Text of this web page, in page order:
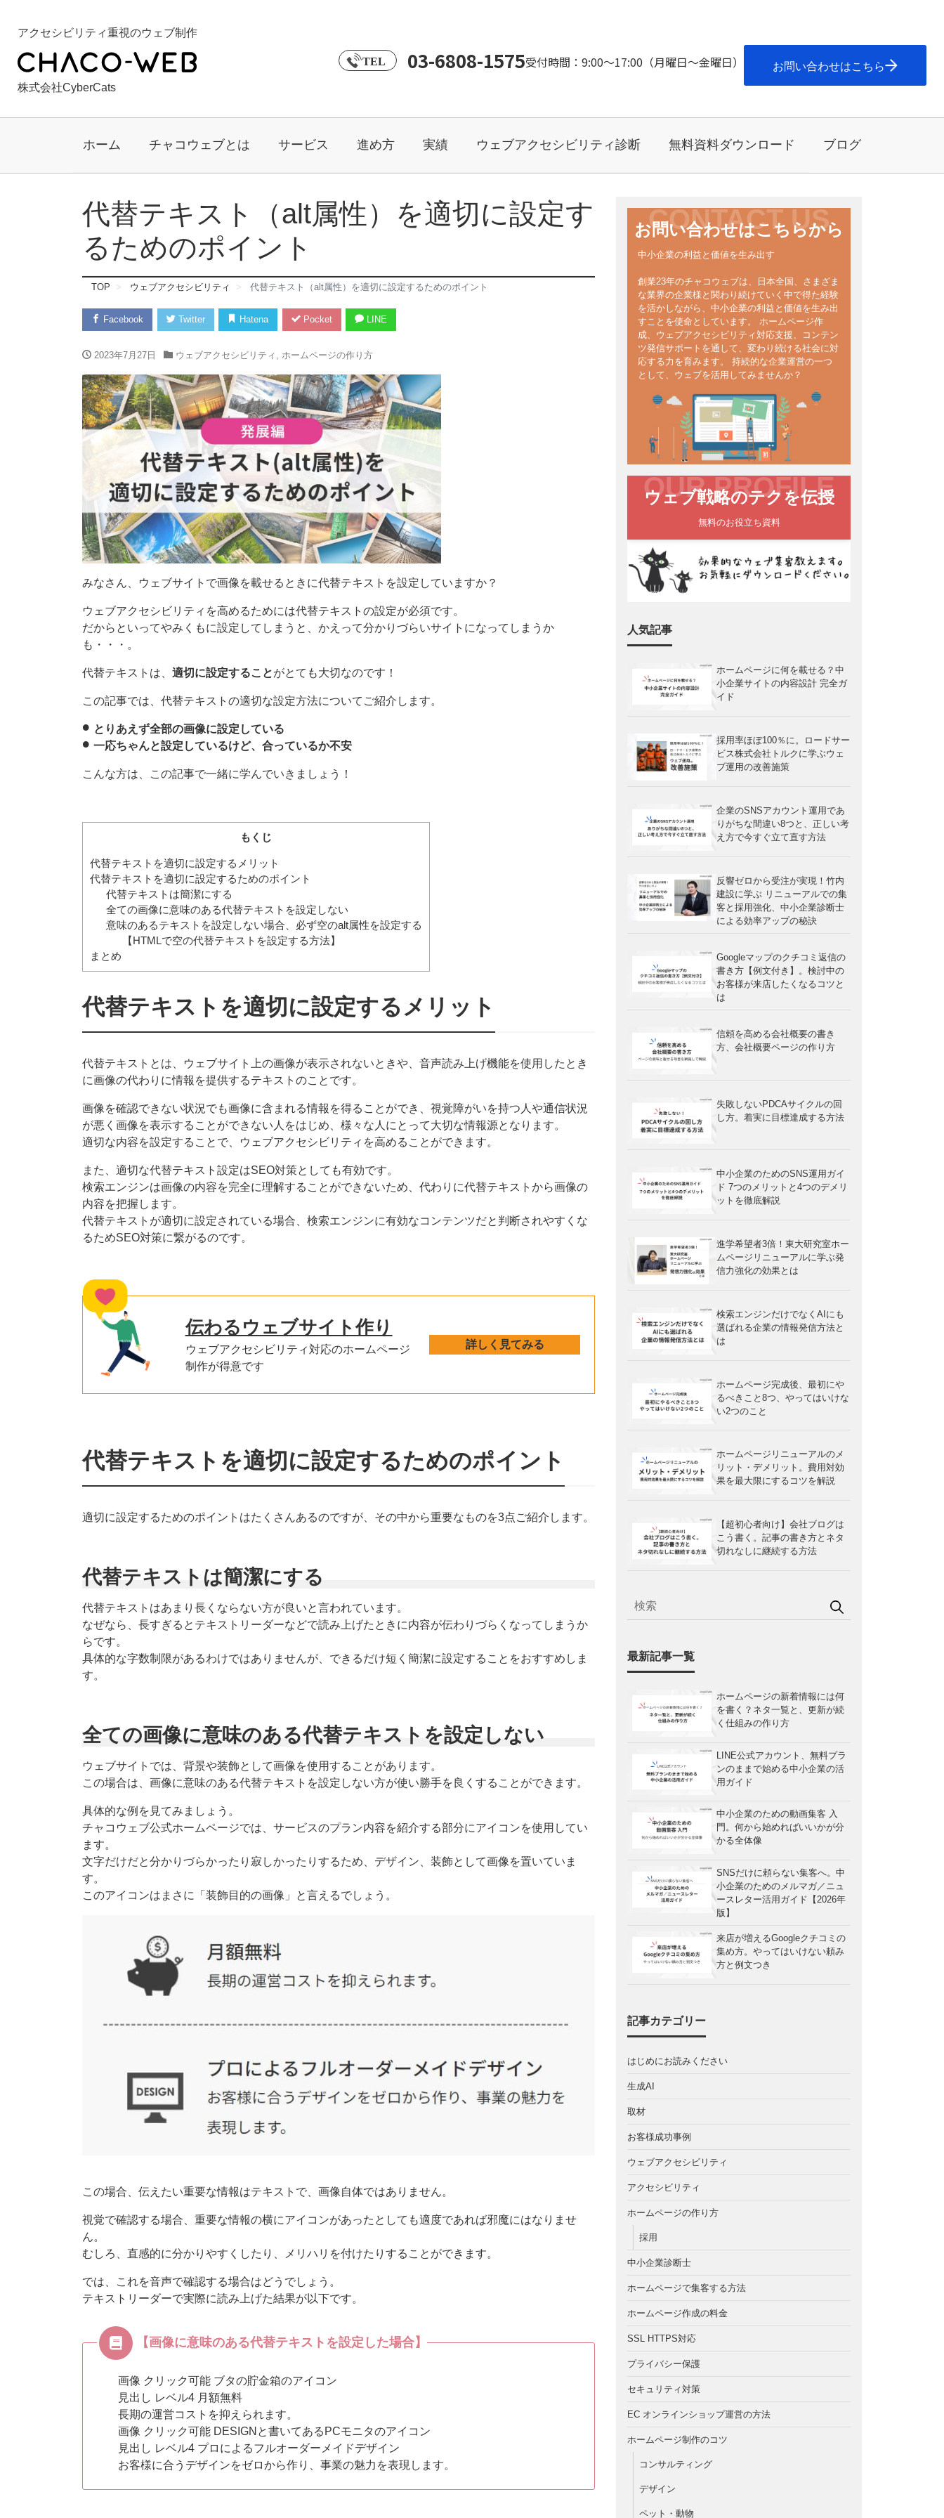
アクセシビリティ重視のウェブ制作
株式会社CyberCats
TEL 03-6808-1575受付時間：9:00～17:00（月曜日～金曜日） お問い合わせはこちら
ホーム チャコウェブとは サービス 進め方 実績 ウェブアクセシビリティ診断 無料資料ダウンロード ブログ
代替テキスト（alt属性）を適切に設定す
るためのポイント
TOP ウェブアクセシビリティ 代替テキスト（alt属性）を適切に設定するためのポイント
Facebook Twitter Hatena Pocket LINE
2023年7月27日 ウェブアクセシビリティ , ホームページの作り方
みなさん、ウェブサイトで画像を載せるときに代替テキストを設定していますか？
ウェブアクセシビリティを高めるためには代替テキストの設定が必須です。
だからといってやみくもに設定してしまうと、かえって分かりづらいサイトになってしまうか
も・・・。
代替テキストは、 適切に設定することがとても大切なのです！
この記事では、代替テキストの適切な設定方法についてご紹介します。
とりあえず全部の画像に設定している
一応ちゃんと設定しているけど、合っているか不安
こんな方は、この記事で一緒に学んでいきましょう！
もくじ
代替テキストを適切に設定するメリット
代替テキストを適切に設定するためのポイント
代替テキストは簡潔にする
全ての画像に意味のある代替テキストを設定しない
意味のあるテキストを設定しない場合、必ず空のalt属性を設定する
【HTMLで空の代替テキストを設定する方法】
まとめ
代替テキストを適切に設定するメリット
代替テキストとは、ウェブサイト上の画像が表示されないときや、音声読み上げ機能を使用したとき
に画像の代わりに情報を提供するテキストのことです。
画像を確認できない状況でも画像に含まれる情報を得ることができ、視覚障がいを持つ人や通信状況
が悪く画像を表示することができない人をはじめ、様々な人にとって大切な情報源となります。
適切な内容を設定することで、ウェブアクセシビリティを高めることができます。
また、適切な代替テキスト設定はSEO対策としても有効です。
検索エンジンは画像の内容を完全に理解することができないため、代わりに代替テキストから画像の
内容を把握します。
代替テキストが適切に設定されている場合、検索エンジンに有効なコンテンツだと判断されやすくな
るためSEO対策に繋がるのです。
伝わるウェブサイト作り
ウェブアクセシビリティ対応のホームページ
制作が得意です
詳しく見てみる
代替テキストを適切に設定するためのポイント
適切に設定するためのポイントはたくさんあるのですが、その中から重要なものを3点ご紹介します。
代替テキストは簡潔にする
代替テキストはあまり長くならない方が良いと言われています。
なぜなら、長すぎるとテキストリーダーなどで読み上げたときに内容が伝わりづらくなってしまうか
らです。
具体的な字数制限があるわけではありませんが、できるだけ短く簡潔に設定することをおすすめしま
す。
全ての画像に意味のある代替テキストを設定しない
ウェブサイトでは、背景や装飾として画像を使用することがあります。
この場合は、画像に意味のある代替テキストを設定しない方が使い勝手を良くすることができます。
具体的な例を見てみましょう。
チャコウェブ公式ホームページでは、サービスのプラン内容を紹介する部分にアイコンを使用してい
ます。
文字だけだと分かりづらかったり寂しかったりするため、デザイン、装飾として画像を置いていま
す。
このアイコンはまさに「装飾目的の画像」と言えるでしょう。
この場合、伝えたい重要な情報はテキストで、画像自体ではありません。
視覚で確認する場合、重要な情報の横にアイコンがあったとしても適度であれば邪魔にはなりませ
ん。
むしろ、直感的に分かりやすくしたり、メリハリを付けたりすることができます。
では、これを音声で確認する場合はどうでしょう。
テキストリーダーで実際に読み上げた結果が以下です。
【画像に意味のある代替テキストを設定した場合】
画像 クリック可能 ブタの貯金箱のアイコン
見出し レベル4 月額無料
長期の運営コストを抑えられます。
画像 クリック可能 DESIGNと書いてあるPCモニタのアイコン
見出し レベル4 プロによるフルオーダーメイドデザイン
お客様に合うデザインをゼロから作り、事業の魅力を表現します。
人気記事
ホームページに何を載せる？中
小企業サイトの内容設計 完全ガ
イド
採用率ほぼ100％に。ロードサー
ビス株式会社トルクに学ぶウェ
ブ運用の改善施策
企業のSNSアカウント運用であ
りがちな間違い8つと、正しい考
え方で今すぐ立て直す方法
反響ゼロから受注が実現！竹内
建設に学ぶ リニューアルでの集
客と採用強化、中小企業診断士
による効率アップの秘訣
Googleマップのクチコミ返信の
書き方【例文付き】。検討中の
お客様が来店したくなるコツと
は
信頼を高める会社概要の書き
方、会社概要ページの作り方
失敗しないPDCAサイクルの回
し方。着実に目標達成する方法
中小企業のためのSNS運用ガイ
ド 7つのメリットと4つのデメリ
ットを徹底解説
進学希望者3倍！東大研究室ホー
ムページリニューアルに学ぶ発
信力強化の効果とは
検索エンジンだけでなくAIにも
選ばれる企業の情報発信方法と
は
ホームページ完成後、最初にや
るべきこと8つ、やってはいけな
い2つのこと
ホームページリニューアルのメ
リット・デメリット。費用対効
果を最大限にするコツを解説
【超初心者向け】会社ブログは
こう書く。記事の書き方とネタ
切れなしに継続する方法
最新記事一覧
ホームページの新着情報には何
を書く？ネタ一覧と、更新が続
く仕組みの作り方
LINE公式アカウント、無料プラ
ンのままで始める中小企業の活
用ガイド
中小企業のための動画集客 入
門。何から始めればいいかが分
かる全体像
SNSだけに頼らない集客へ。中
小企業のためのメルマガ／ニュ
ースレター活用ガイド【2026年
版】
来店が増えるGoogleクチコミの
集め方。やってはいけない頼み
方と例文つき
記事カテゴリー
はじめにお読みください
生成AI
取材
お客様成功事例
ウェブアクセシビリティ
アクセシビリティ
ホームページの作り方
採用
中小企業診断士
ホームページで集客する方法
ホームページ作成の料金
SSL HTTPS対応
プライバシー保護
セキュリティ対策
EC オンラインショップ運営の方法
ホームページ制作のコツ
コンサルティング
デザイン
ペット・動物
CONTACT US
お問い合わせはこちらから
中小企業の利益と価値を生み出す
創業23年のチャコウェブは、日本全国、さまざま
な業界の企業様と関わり続けていく中で得た経験
を活かしながら、中小企業の利益と価値を生み出
すことを使命としています。 ホームページ作
成、ウェブアクセシビリティ対応支援、コンテン
ツ発信サポートを通して、変わり続ける社会に対
応する力を育みます。 持続的な企業運営の一つ
として、ウェブを活用してみませんか？
OUR PROFILE
ウェブ戦略のテクを伝授
無料のお役立ち資料